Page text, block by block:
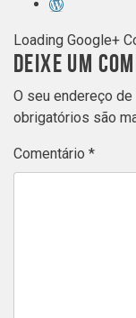
Loading Google+
DEIXE UM
O seu endereço
obrigatórios são
Comentário *